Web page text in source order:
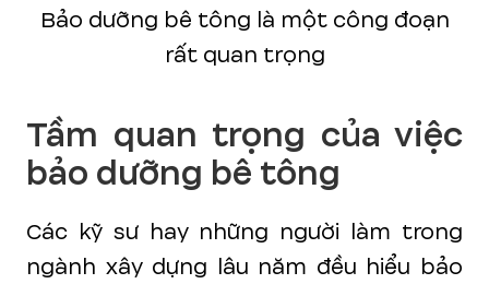
Bảo dưỡng bê tông là một công đoạn
rất quan trọng
Tầm quan trọng của việc
bảo dưỡng bê tông
Các kỹ sư hay những người làm trong
ngành xây dựng lâu năm đều hiểu bảo